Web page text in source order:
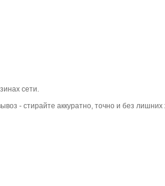
сети.
- стирайте аккуратно, точно и без лишних